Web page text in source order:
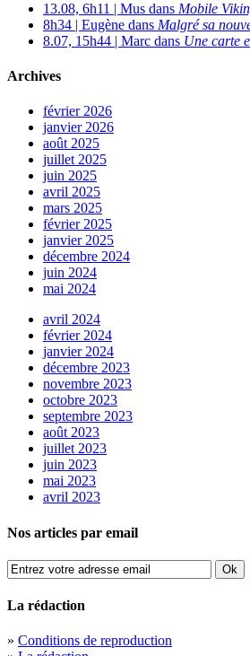
13.08, 6h11 | Mus dans Mobile
8h34 | Eugène dans Malgré sa
8.07, 15h44 | Marc dans Une carte
Archives
février 2026
janvier 2026
août 2025
juillet 2025
juin 2025
avril 2025
mars 2025
février 2025
janvier 2025
décembre 2024
juin 2024
mai 2024
avril 2024
février 2024
janvier 2024
décembre 2023
novembre 2023
octobre 2023
septembre 2023
août 2023
juillet 2023
juin 2023
mai 2023
avril 2023
Nos articles par email
La rédaction
» Conditions de reproduction